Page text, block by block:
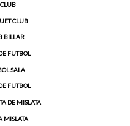
CLUB
BILLAR
FUTBOL
SALA
FUTBOL
DE MISLATA
MISLATA